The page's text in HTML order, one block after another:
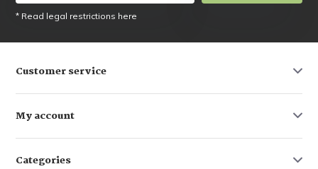
* Read legal restrictions here
Customer service
My account
Categories